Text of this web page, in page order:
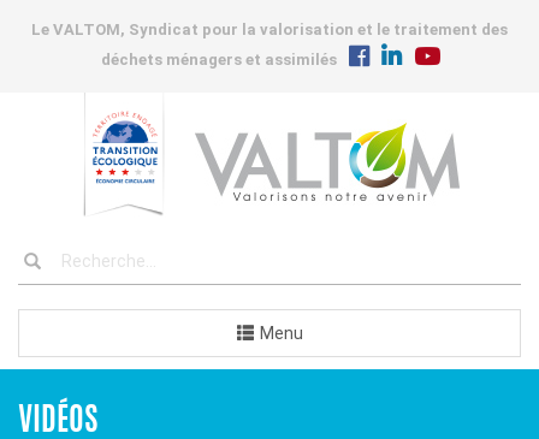
Le VALTOM, Syndicat pour la valorisation et le traitement des
déchets ménagers et assimilés
Menu
VIDÉOS